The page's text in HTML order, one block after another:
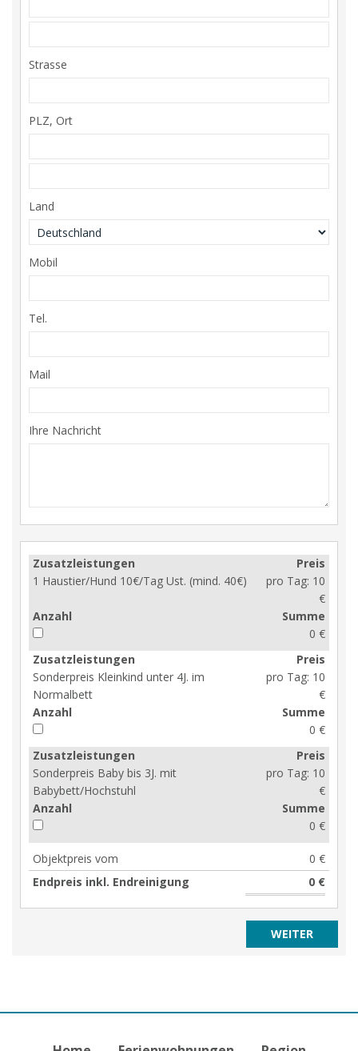
Strasse
PLZ, Ort
Land
Mobil
Tel.
Mail
Ihre Nachricht
Zusatzleistungen
1 Haustier/Hund 10€/Tag Ust. (mind. 40€)
Preis
pro Tag: 10
€
Anzahl
Summe
0 €
Zusatzleistungen
Sonderpreis Kleinkind unter 4J. im
Normalbett
Preis
pro Tag: 10
€
Anzahl
Summe
0 €
Zusatzleistungen
Sonderpreis Baby bis 3J. mit
Babybett/Hochstuhl
Preis
pro Tag: 10
€
Anzahl
Summe
0 €
Objektpreis vom
0 €
Endpreis inkl. Endreinigung
0 €